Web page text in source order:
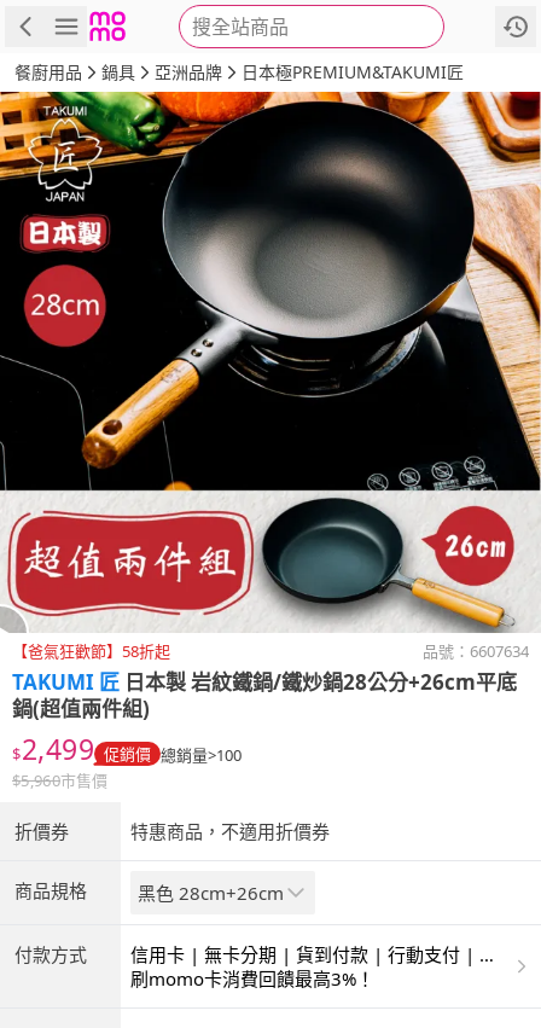
搜全站商品
商品 評價 詳情
餐廚用品 鍋具 亞洲品牌 日本極PREMIUM&TAKUMI匠
【爸氣狂歡節】58折起 品號： 6607634
TAKUMI 匠 日本製 岩紋鐵鍋/鐵炒鍋28公分+26cm平底
鍋(超值兩件組)
$2,499 促銷價 總銷量>100
$5,960市售價
折價券 特惠商品，不適用折價券
商品規格 黑色 28cm+26cm
付款方式
信用卡 | 無卡分期 | 貨到付款 | 行動支付 | 超
商付款 | ATM | 銀聯卡
刷momo卡消費回饋最高3%！